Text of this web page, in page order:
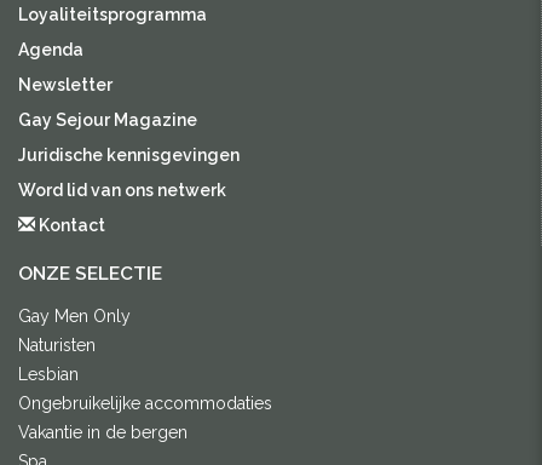
Loyaliteitsprogramma
Agenda
Newsletter
Gay Sejour Magazine
Juridische kennisgevingen
Word lid van ons netwerk
Kontact
ONZE SELECTIE
Gay Men Only
Naturisten
Lesbian
Ongebruikelijke accommodaties
Vakantie in de bergen